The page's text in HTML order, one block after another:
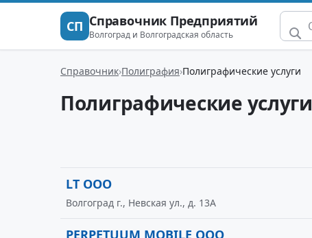
СП Справочник Предприятий
Волгоград и Волгоградская область
Справочник Полиграфия Полиграфические услуги
Полиграфические услуги
LT ООО
Волгоград г., Невская ул., д. 13А
PERPETUUM MOBILE ООО